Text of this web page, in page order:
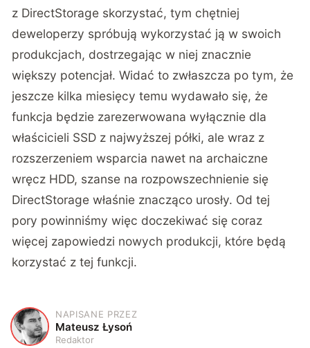
z DirectStorage skorzystać, tym chętniej
deweloperzy spróbują wykorzystać ją w swoich
produkcjach, dostrzegając w niej znacznie
większy potencjał. Widać to zwłaszcza po tym, że
jeszcze kilka miesięcy temu wydawało się, że
funkcja będzie zarezerwowana wyłącznie dla
właścicieli SSD z najwyższej półki, ale wraz z
rozszerzeniem wsparcia nawet na archaiczne
wręcz HDD, szanse na rozpowszechnienie się
DirectStorage właśnie znacząco urosły. Od tej
pory powinniśmy więc doczekiwać się coraz
więcej zapowiedzi nowych produkcji, które będą
korzystać z tej funkcji.
M
NAPISANE PRZEZ
Mateusz Łysoń
Redaktor